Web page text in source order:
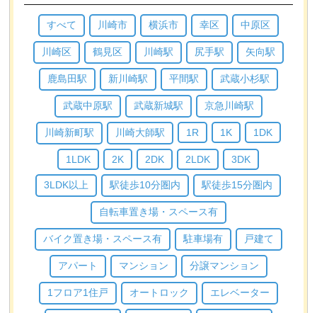
すべて 川崎市 横浜市 幸区 中原区
川崎区 鶴見区 川崎駅 尻手駅 矢向駅
鹿島田駅 新川崎駅 平間駅 武蔵小杉駅
武蔵中原駅 武蔵新城駅 京急川崎駅
川崎新町駅 川崎大師駅 1R 1K 1DK
1LDK 2K 2DK 2LDK 3DK
3LDK以上 駅徒歩10分圏内 駅徒歩15分圏内
自転車置き場・スペース有
バイク置き場・スペース有 駐車場有 戸建て
アパート マンション 分譲マンション
1フロア1住戸 オートロック エレベーター